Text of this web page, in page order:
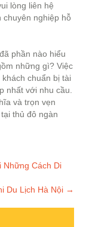
lòng liên hệ
chuyên nghiệp hỗ
phần nào hiểu
những gì? Việc
chuẩn bị tài
nhất với nhu cầu.
và trọn vẹn
thủ đô ngàn
Những Cách Di
Du Lịch Hà Nội →